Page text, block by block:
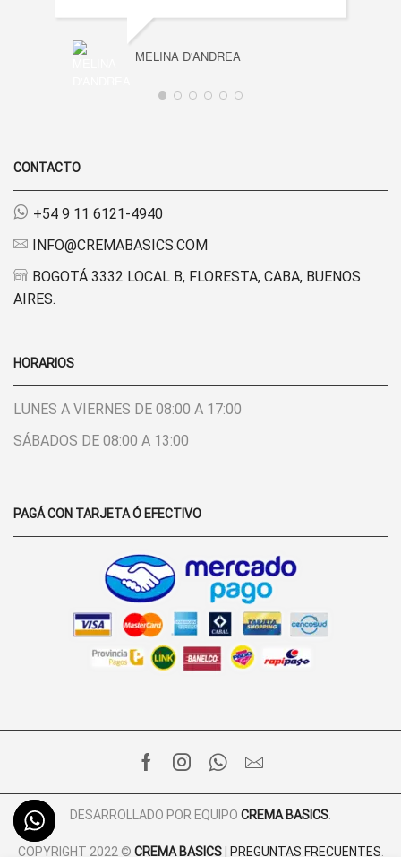
MELINA D'ANDREA
CONTACTO
+54 9 11 6121-4940
INFO@CREMABASICS.COM
BOGOTÁ 3332 LOCAL B, FLORESTA, CABA, BUENOS
AIRES.
HORARIOS
LUNES A VIERNES DE 08:00 A 17:00
SÁBADOS DE 08:00 A 13:00
PAGÁ CON TARJETA Ó EFECTIVO
FACEBOOK
INSTAGRAM
WHATSAPP
EMAIL
DESARROLLADO POR EQUIPO CREMA BASICS.
COPYRIGHT 2022 © CREMA BASICS| PREGUNTAS FRECUENTES